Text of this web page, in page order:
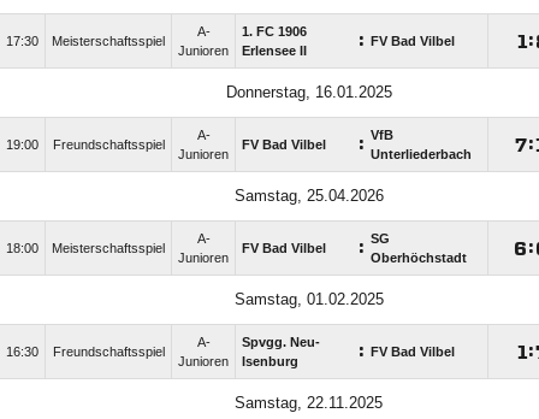
17:30 Meisterschaftsspiel
A-
Junioren
1. FC 1906
Erlensee II
: FV Bad Vilbel :
Donnerstag, 16.01.2025
19:00 Freundschaftsspiel
A-
Junioren
FV Bad Vilbel : VfB
Unterliederbach
:
Samstag, 25.04.2026
18:00 Meisterschaftsspiel
A-
Junioren
FV Bad Vilbel : SG
Oberhöchstadt
:
Samstag, 01.02.2025
16:30 Freundschaftsspiel
A-
Junioren
Spvgg. Neu-
Isenburg
: FV Bad Vilbel :
Samstag, 22.11.2025